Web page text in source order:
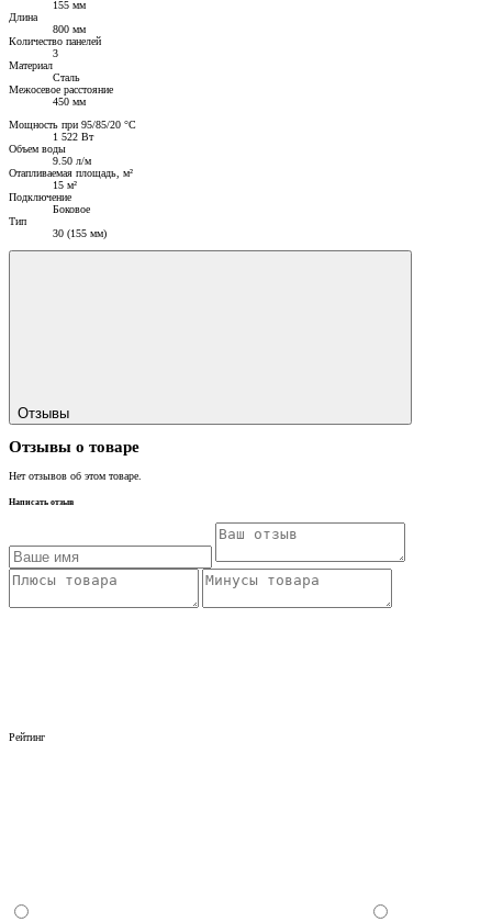
155 мм
Длина
800 мм
Количество панелей
3
Материал
Сталь
Межосевое расстояние
450 мм
Мощность при 95/85/20 °C
1 522 Вт
Объем воды
9.50 л/м
Отапливаемая площадь, м²
15 м²
Подключение
Боковое
Тип
30 (155 мм)
Отзывы
Отзывы о товаре
Нет отзывов об этом товаре.
Написать отзыв
Рейтинг